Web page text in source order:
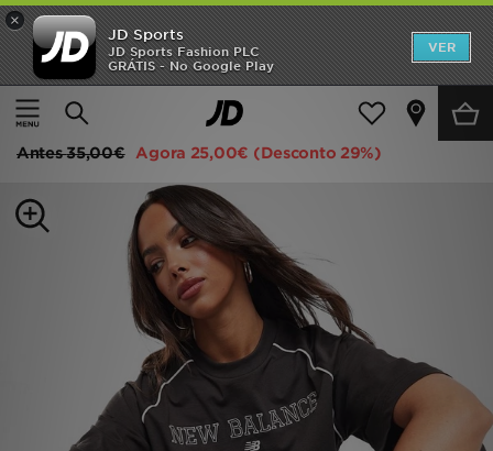
×
JD Sports
JD Sports Fashion PLC
GRÁTIS - No Google Play
VER
Página principal
Mulher Roupa de Mulher T-shirts
New Balance Outline T-Shirt
Antes35,00€ Agora 25,00€ (Desconto 29%)
INÍCIO
Promoções
MULHER
FUTEBOL JD